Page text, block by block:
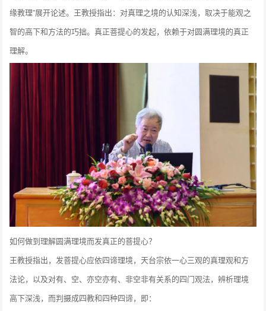
缘教理”展开论述。王教授指出：对真理之境的认知深浅，取决于能观之
智的高下和方法的巧拙。真正菩提心的发起，依赖于对圆满理境的真正
理解。
如何做到理解圆满理境而发真正的菩提心？
王教授指出，发菩提心应依四谛理境，天台宗依一心三观的真理观和方
法论，以及对有、空、亦空亦有、非空非有关系的四门观法，辨析理境
高下深浅，而判摄成四教和四种四谛，即：